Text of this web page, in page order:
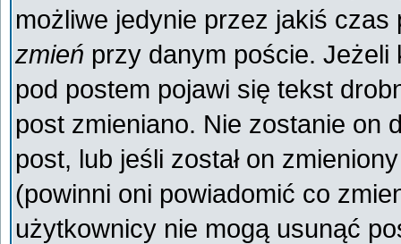
możliwe jedynie przez jakiś
zmień przy danym poście. Jeżeli
pod postem pojawi się tekst
post zmieniano. Nie zostanie on
post, lub jeśli został on
(powinni oni powiadomić co
użytkownicy nie mogą usunąć